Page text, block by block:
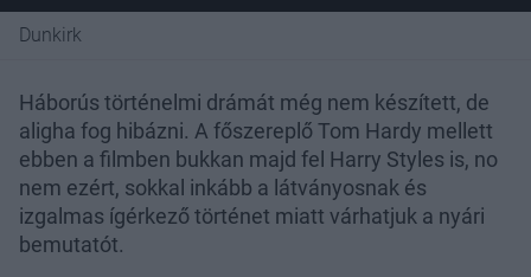
Dunkirk
Háborús történelmi drámát még nem készített, de
aligha fog hibázni. A főszereplő Tom Hardy mellett
ebben a filmben bukkan majd fel Harry Styles is, no
nem ezért, sokkal inkább a látványosnak és
izgalmas ígérkező történet miatt várhatjuk a nyári
bemutatót.